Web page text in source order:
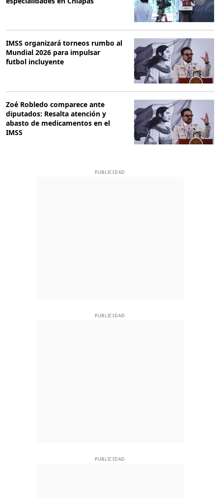
IMSS organizará torneos rumbo al
Mundial 2026 para impulsar
futbol incluyente
Zoé Robledo comparece ante
diputados: Resalta atención y
abasto de medicamentos en el
IMSS
PUBLICIDAD
PUBLICIDAD
PUBLICIDAD